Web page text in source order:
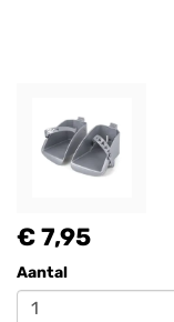
€ 7,95
Aantal